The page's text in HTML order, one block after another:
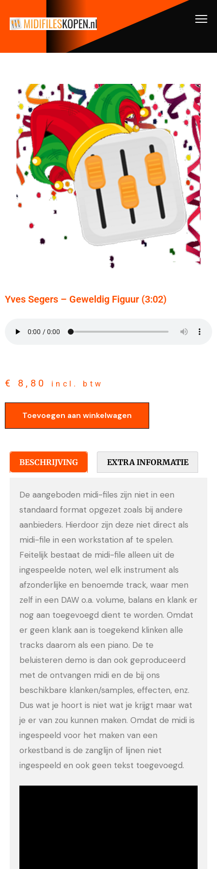
Yves Segers – Geweldig Figuur (3:02)
€ 8,80 incl. btw
Toevoegen aan winkelwagen
BESCHRIJVING EXTRA INFORMATIE
De aangeboden midi-files zijn niet in een
standaard format opgezet zoals bij andere
aanbieders. Hierdoor zijn deze niet direct als
midi-file in een workstation af te spelen.
Feitelijk bestaat de midi-file alleen uit de
ingespeelde noten, wel elk instrument als
afzonderlijke en benoemde track, waar men
zelf in een DAW o.a. volume, balans en klank er
nog aan toegevoegd dient te worden. Omdat
er geen klank aan is toegekend klinken alle
tracks daarom als een piano. De te
beluisteren demo is dan ook geproduceerd
met de ontvangen midi en de bij ons
beschikbare klanken/samples, effecten, enz.
Dus wat je hoort is niet wat je krijgt maar wat
je er van zou kunnen maken. Omdat de midi is
ingespeeld voor het maken van een
orkestband is de zanglijn of lijnen niet
ingespeeld en ook geen tekst toegevoegd.